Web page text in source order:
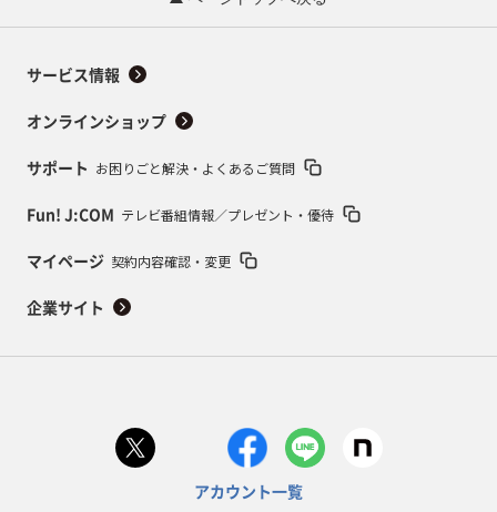
サービス情報
オンラインショップ
サポート お困りごと解決・よくあるご質問
Fun! J:COM テレビ番組情報／プレゼント・優待
マイページ 契約内容確認・変更
企業サイト
アカウント一覧